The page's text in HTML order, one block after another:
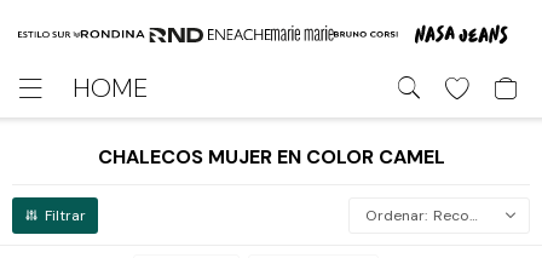
HOME

CHALECOS MUJER EN COLOR CAMEL
Recomendados